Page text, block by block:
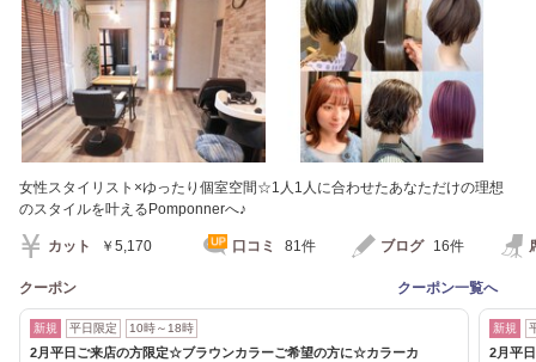
女性スタイリスト×ゆったり個室空間☆1人1人に合わせたあなただけの理想
のスタイルを叶えるPomponnerへ♪
カット ￥5,170 口コミ 81件 ブログ 16件
クーポン クーポン一覧へ
新規 平日限定 10時～18時
2月平日ご来店の方限定☆ブラウンカラーご希望の方に☆カラーカ
新規
2月平